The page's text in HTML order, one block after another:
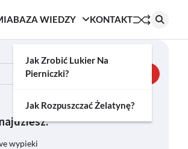
BAZA WIEDZY
Jak Zrobić Lukier Na
Pierniczki?
Jak Rozpuszczać Żelatynę?
KONTAKT
wypieki